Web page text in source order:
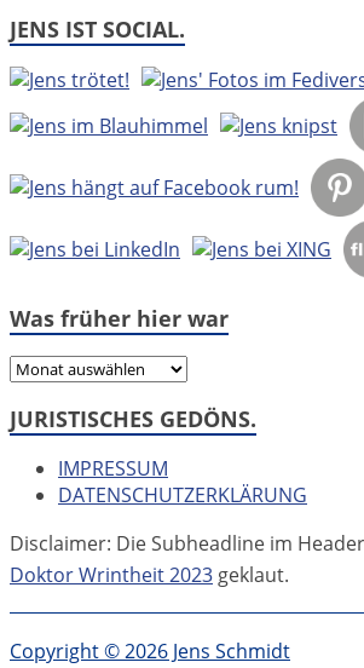
JENS IST SOCIAL.
Was früher hier war
Was
hier
JURISTISCHES GEDÖNS.
IMPRESSUM
DATENSCHUTZERKLÄRUNG
Disclaimer: Die Subheadline im
Doktor Wrintheit 2023 geklaut.
Copyright © 2026 Jens Schmidt